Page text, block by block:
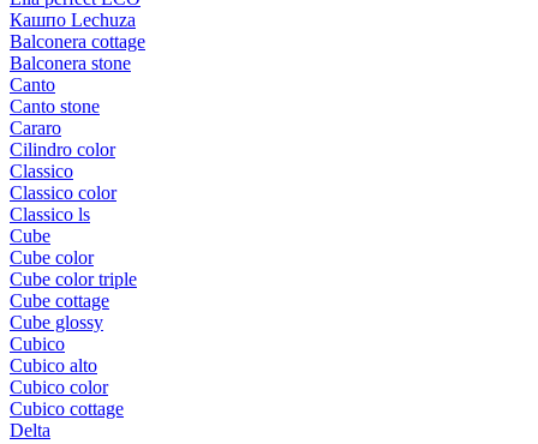
Кашпо Lechuza
Balconera cottage
Balconera stone
Canto
Canto stone
Cararo
Cilindro color
Classico
Classico color
Classico ls
Cube
Cube color
Cube color triple
Cube cottage
Cube glossy
Cubico
Cubico alto
Cubico color
Cubico cottage
Delta